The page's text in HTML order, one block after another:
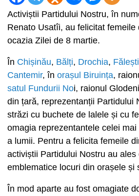
Activiștii Partidului Nostru, în
Renato Usatîi, au felicitat femeile
ocazia Zilei de 8 martie.
În Chișinău, Bălți, Drochia, Fălești
Cantemir, în orașul Biruința,
satul Fundurii Noi, raionul
din țară, reprezentanții Partidului
străzi cu buchete de lalele și cu
omagia reprezentantele celei
a lumii. Pentru a felicita femeile
activiștii Partidului Nostru au ales
emblematice locuri din orașele și
În mod aparte au fost omagiate